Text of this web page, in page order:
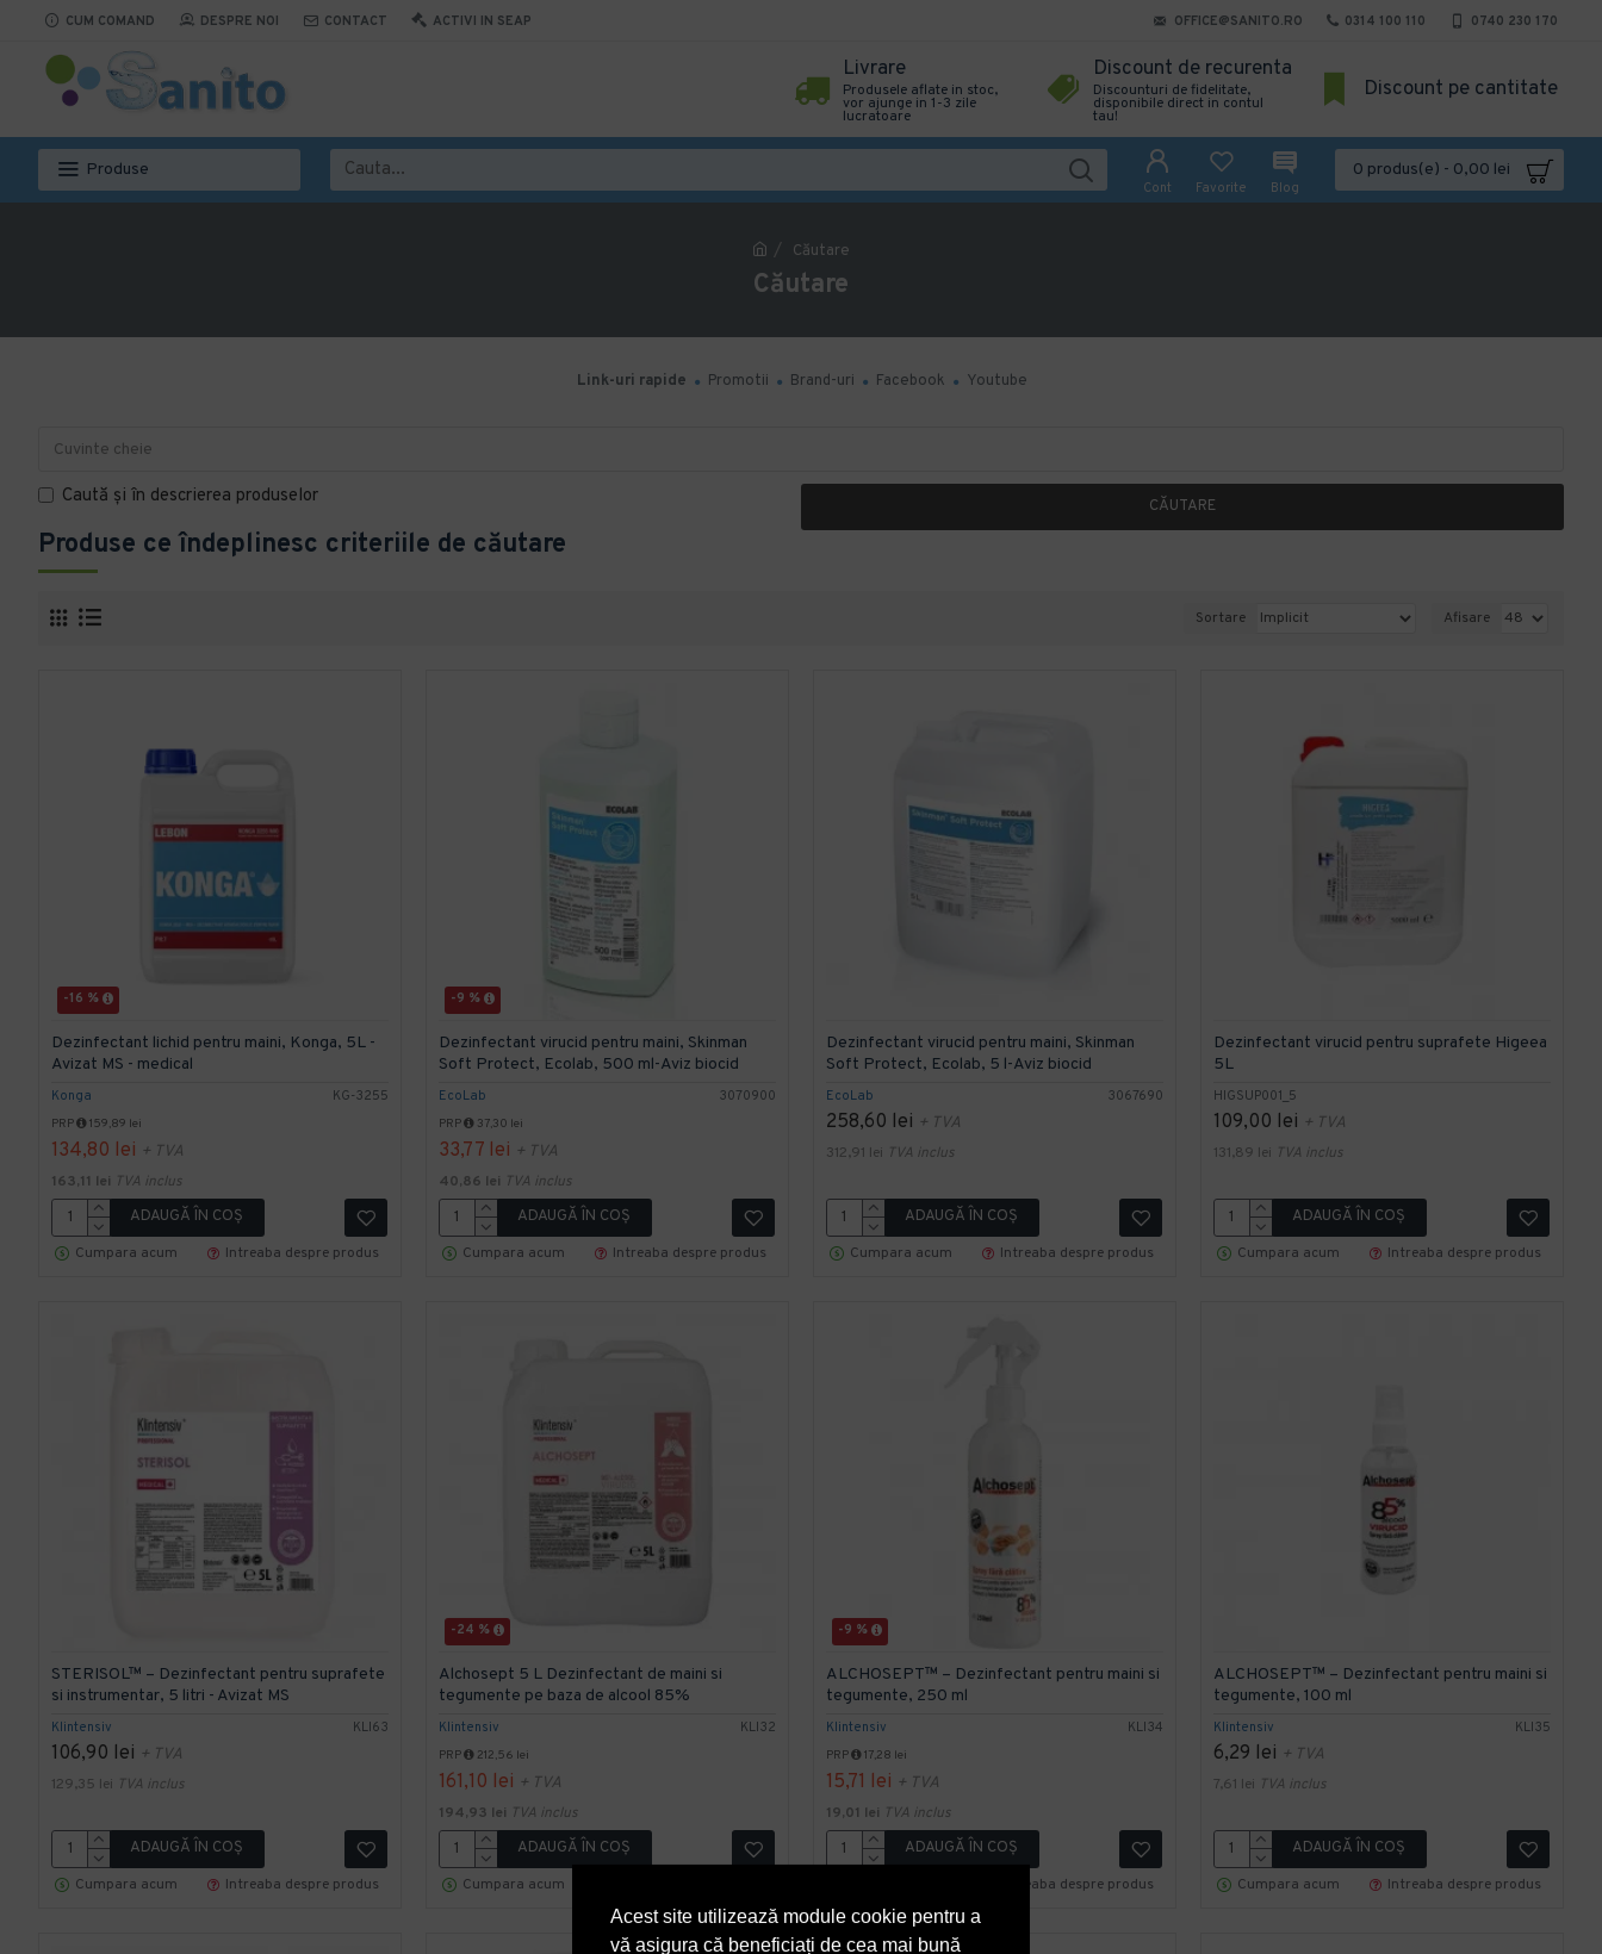
Acest site utilizează module cookie pentru a
vă asigura că beneficiați de cea mai bună
CUM COMAND DESPRE NOI CONTACT ACTIVI IN SEAP OFFICE@SANITO.RO 0314 100 110 0740 230 170
Livrare
Produsele aflate in stoc,
vor ajunge in 1-3 zile
lucratoare
Discount de recurenta
Discounturi de fidelitate,
disponibile direct in contul
tau!
Discount pe cantitate
Produse
Cont Favorite Blog
0 produs(e) - 0,00 lei
Căutare
Căutare
Link-uri rapide Promotii Brand-uri Facebook Youtube
Caută și în descrierea produselor CĂUTARE
Produse ce îndeplinesc criteriile de căutare
Sortare Afisare
-16 %
Konga KG-3255
Dezinfectant lichid pentru maini, Konga, 5L -
Avizat MS - medical
PRP 159,89 lei
134,80 lei + TVA
163,11 lei TVA inclus
ADAUGĂ ÎN COŞ
Cumpara acum
Intreaba despre produs
-9 %
EcoLab 3070900
Dezinfectant virucid pentru maini, Skinman
Soft Protect, Ecolab, 500 ml-Aviz biocid
PRP 37,30 lei
33,77 lei + TVA
40,86 lei TVA inclus
ADAUGĂ ÎN COŞ
Cumpara acum
Intreaba despre produs
EcoLab 3067690
Dezinfectant virucid pentru maini, Skinman
Soft Protect, Ecolab, 5 l-Aviz biocid
258,60 lei + TVA
312,91 lei TVA inclus
ADAUGĂ ÎN COŞ
Cumpara acum
Intreaba despre produs
HIGSUP001_5
Dezinfectant virucid pentru suprafete Higeea
5L
109,00 lei + TVA
131,89 lei TVA inclus
ADAUGĂ ÎN COŞ
Cumpara acum
Intreaba despre produs
Klintensiv KLI63
STERISOL™ – Dezinfectant pentru suprafete
si instrumentar, 5 litri - Avizat MS
106,90 lei + TVA
129,35 lei TVA inclus
ADAUGĂ ÎN COŞ
Cumpara acum
Intreaba despre produs
-24 %
Klintensiv KLI32
Alchosept 5 L Dezinfectant de maini si
tegumente pe baza de alcool 85%
PRP 212,56 lei
161,10 lei + TVA
194,93 lei TVA inclus
ADAUGĂ ÎN COŞ
Cumpara acum
-9 %
Klintensiv KLI34
ALCHOSEPT™ – Dezinfectant pentru maini si
tegumente, 250 ml
PRP 17,28 lei
15,71 lei + TVA
19,01 lei TVA inclus
ADAUGĂ ÎN COŞ
Intreaba despre produs
Klintensiv KLI35
ALCHOSEPT™ – Dezinfectant pentru maini si
tegumente, 100 ml
6,29 lei + TVA
7,61 lei TVA inclus
ADAUGĂ ÎN COŞ
Cumpara acum
Intreaba despre produs